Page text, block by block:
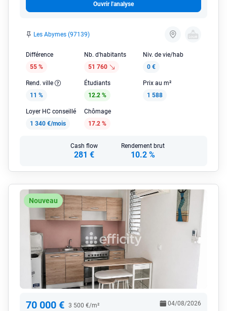
Ouvrir l'analyse
Les Abymes (97139)
Différence
55 %
Nb. d'habitants
51 760
Niv. de vie/hab
0 €
Rend. ville
11 %
Étudiants
12.2 %
Prix au m²
1 588
Loyer HC conseillé
1 340 €/mois
Chômage
17.2 %
Cash flow
281 €
Rendement brut
10.2 %
Nouveau
70 000 € 3 500 €/m² 04/08/2026